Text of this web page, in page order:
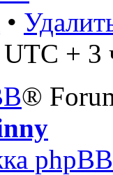
•
+ 3
®
phpBB